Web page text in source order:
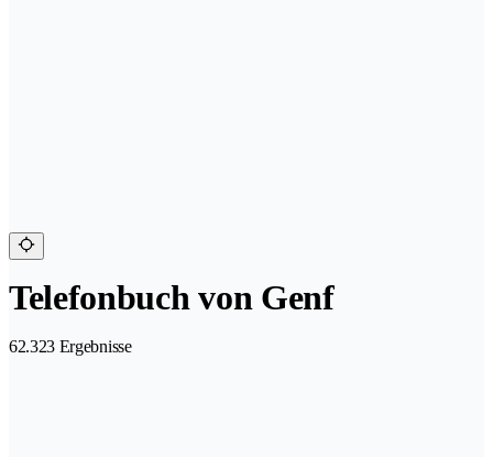
Telefonbuch von Genf
62.323 Ergebnisse